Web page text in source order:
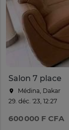
Salon 7 place
Médina, Dakar
29. déc. '23, 12:27
600 000 F CFA